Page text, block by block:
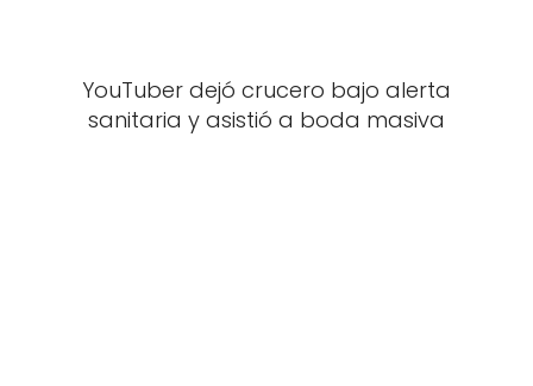
YouTuber dejó crucero bajo alerta
sanitaria y asistió a boda masiva